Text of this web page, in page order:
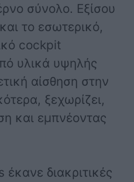
σύνολο. Εξίσου
το εσωτερικό,
cockpit
υλικά υψηλής
αίσθηση στην
ξεχωρίζει,
και εμπνέοντας
διακριτικές